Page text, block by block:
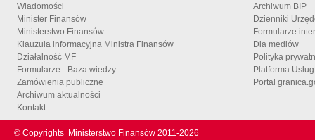
Wiadomości
Minister Finansów
Ministerstwo Finansów
Klauzula informacyjna Ministra Finansów
Działalność MF
Formularze - Baza wiedzy
Zamówienia publiczne
Archiwum aktualności
Kontakt
Archiwum BIP
Dzienniki
Formularze
Dla mediów
Polityka
Platforma
Portal
© Copyrights Ministerstwo Finansów 2011-2026